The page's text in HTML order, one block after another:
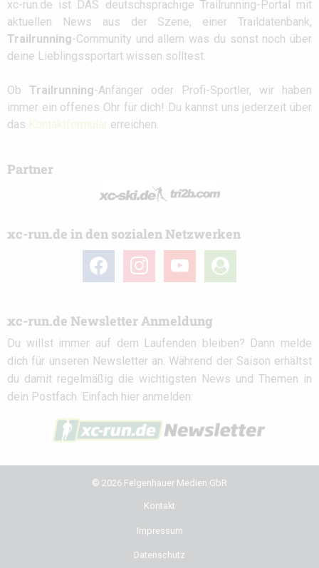
xc-run.de ist DAS deutschsprachige Trailrunning-Portal mit
aktuellen News aus der Szene, einer Traildatenbank,
Trailrunning-Community und allem was du sonst noch über
deine Lieblingssportart wissen solltest.
Ob Trailrunning-Anfänger oder Profi-Sportler, wir haben
immer ein offenes Ohr für dich! Du kannst uns jederzeit über
das Kontaktformular erreichen.
Partner
xc-run.de in den sozialen Netzwerken
facebook instagramyoutube
user-
circle
xc-run.de Newsletter Anmeldung
Du willst immer auf dem Laufenden bleiben? Dann melde
dich für unseren Newsletter an. Während der Saison erhältst
du damit regelmäßig die wichtigsten News und Themen in
dein Postfach. Einfach hier anmelden:
© 2026 Felgenhauer Medien GbR
Kontakt
Impressum
Datenschutz